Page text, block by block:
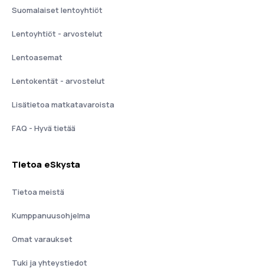
Suomalaiset lentoyhtiöt
Lentoyhtiöt - arvostelut
Lentoasemat
Lentokentät - arvostelut
Lisätietoa matkatavaroista
FAQ - Hyvä tietää
Tietoa eSkysta
Tietoa meistä
Kumppanuusohjelma
Omat varaukset
Tuki ja yhteystiedot